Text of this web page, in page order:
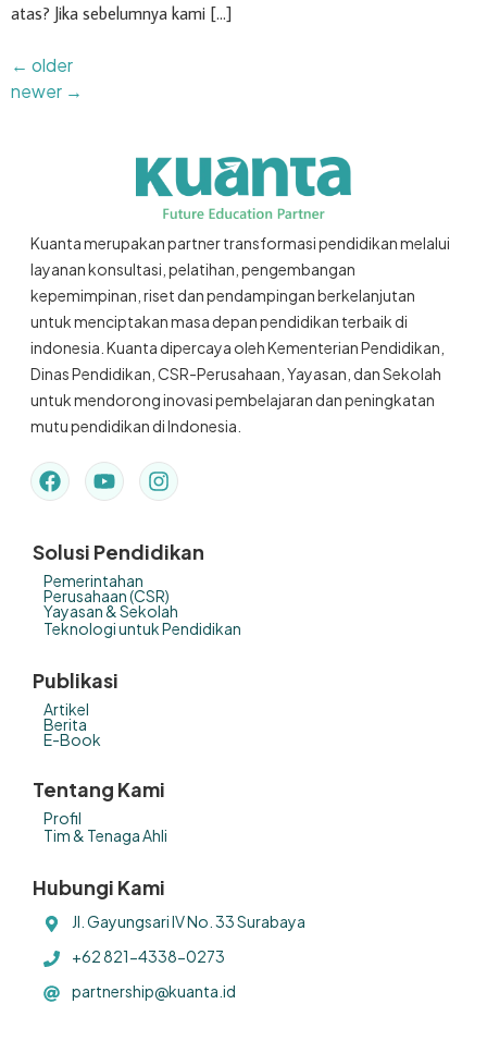
atas? Jika sebelumnya kami […]
← older
newer →
Kuanta merupakan partner transformasi pendidikan melalui
layanan konsultasi, pelatihan, pengembangan
kepemimpinan, riset dan pendampingan berkelanjutan
untuk menciptakan masa depan pendidikan terbaik di
indonesia. Kuanta dipercaya oleh Kementerian Pendidikan,
Dinas Pendidikan, CSR-Perusahaan, Yayasan, dan Sekolah
untuk mendorong inovasi pembelajaran dan peningkatan
mutu pendidikan di Indonesia.
Solusi Pendidikan
Pemerintahan
Perusahaan (CSR)
Yayasan & Sekolah
Teknologi untuk Pendidikan
Publikasi
Artikel
Berita
E-Book
Tentang Kami
Profil
Tim & Tenaga Ahli
Hubungi Kami
Jl. Gayungsari IV No. 33 Surabaya
+62 821-4338-0273
partnership@kuanta.id